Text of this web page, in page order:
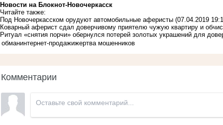
Новости на Блoкнoт-Новочеркасск
Читайте также:
Под Новочеркасском орудуют автомобильные аферисты (07.04.2019
Коварный аферист сдал доверчивому приятелю чужую квартиру и
Ритуал «снятия порчи» обернулся потерей золотых украшений для
обманинтернет-продажижертва мошенников
Комментарии